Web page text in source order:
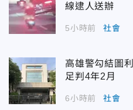
線逮人送辦
5小時前 社會
高雄警勾結圖
足判4年2月
6小時前 社會